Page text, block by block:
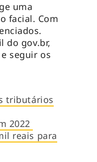
uma
facial. Com
do gov.br,
seguir os
tributários
2022
reais para